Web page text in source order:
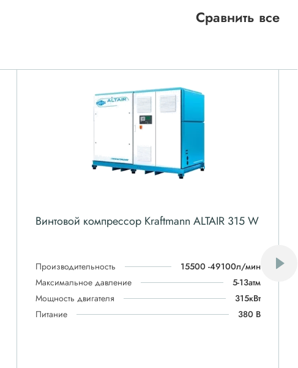
Сравнить все
Винтовой компрессор Kraftmann ALTAIR 315 W
Производительность
15500 -49100л/мин
Максимальное давление
5-13атм
Мощность двигателя
315кВт
Питание
380 В